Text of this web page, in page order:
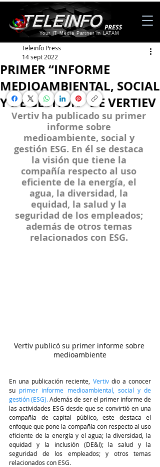
Your IT Media Partner in LATAM
PRIMER “INFORME
MEDIOAMBIENTAL, SOCIAL
Y DE GESTIÓN” DE VERTIEV
Teleinfo Press
14 sept 2022
Vertiv ha publicado su primer
informe sobre
medioambiente, social y
gestión ESG. En él se destaca
la visión que tiene la
compañía respecto al uso
eficiente de la energía, el
agua, la diversidad, la
equidad, la salud y la
seguridad de los empleados;
además de otros temas
relacionados con ESG.
Vertiv publicó su primer informe sobre
medioambiente
En una publicación reciente, Vertiv dio a conocer
su primer informe medioambiental, social y de
gestión (ESG). Además de ser el primer informe de
las actividades ESG desde que se convirtió en una
compañía de capital público, este destaca el
enfoque que pone la compañía con respecto al uso
eficiente de la energía y el agua; la diversidad, la
equidad y la inclusión (DE&I); la salud y la
seguridad de los empleados; y otros temas
relacionados con ESG.